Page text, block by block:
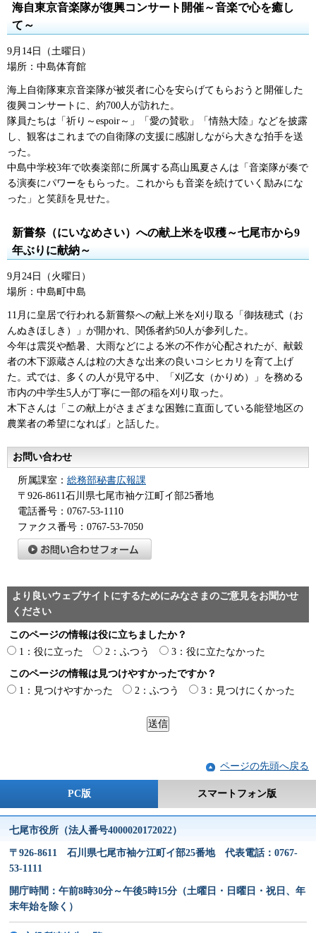
海自東京音楽隊が復興コンサート開催～音楽で心を癒し
て～
9月14日（土曜日）
場所：中島体育館
海上自衛隊東京音楽隊が被災者に心を安らげてもらおうと開催した
復興コンサートに、約700人が訪れた。
隊員たちは「祈り～espoir～」「愛の賛歌」「情熱大陸」などを披露
し、観客はこれまでの自衛隊の支援に感謝しながら大きな拍手を送
った。
中島中学校3年で吹奏楽部に所属する髙山風夏さんは「音楽隊が奏で
る演奏にパワーをもらった。これからも音楽を続けていく励みにな
った」と笑顔を見せた。
新嘗祭（にいなめさい）への献上米を収穫～七尾市から9
年ぶりに献納～
9月24日（火曜日）
場所：中島町中島
11月に皇居で行われる新嘗祭への献上米を刈り取る「御抜穂式（お
んぬきほしき）」が開かれ、関係者約50人が参列した。
今年は震災や酷暑、大雨などによる米の不作が心配されたが、献穀
者の木下源蔵さんは粒の大きな出来の良いコシヒカリを育て上げ
た。式では、多くの人が見守る中、「刈乙女（かりめ）」を務める
市内の中学生5人が丁寧に一部の稲を刈り取った。
木下さんは「この献上がさまざまな困難に直面している能登地区の
農業者の希望になれば」と話した。
お問い合わせ
所属課室： 総務部秘書広報課
〒926-8611石川県七尾市袖ケ江町イ部25番地
電話番号：0767-53-1110
ファクス番号：0767-53-7050
より良いウェブサイトにするためにみなさまのご意見をお聞かせ
ください
このページの情報は役に立ちましたか？
1：役に立った
2：ふつう 3：役に立たなかった
このページの情報は見つけやすかったですか？
1：見つけやすかった
2：ふつう 3：見つけにくかった
ページの先頭へ戻る
PC版 スマートフォン版
七尾市役所（法人番号4000020172022）
〒926-8611 石川県七尾市袖ケ江町イ部25番地 代表電話：0767-
53-1111
開庁時間：午前8時30分～午後5時15分（土曜日・日曜日・祝日、年
末年始を除く）